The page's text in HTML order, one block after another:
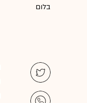
בלום